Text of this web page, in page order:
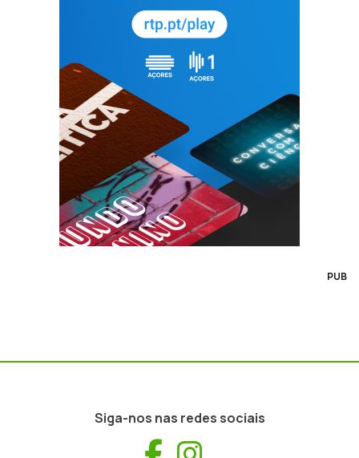
PUB
Siga-nos nas redes sociais